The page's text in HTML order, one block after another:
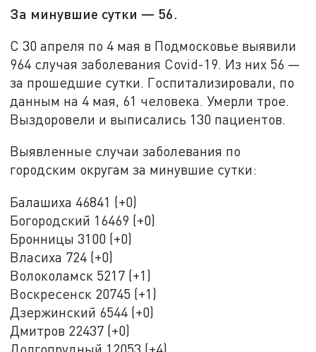
За минувшие сутки — 56.
С 30 апреля по 4 мая в Подмосковье выявили
964 случая заболевания Covid-19. Из них 56 —
за прошедшие сутки. Госпитализировали, по
данным на 4 мая, 61 человека. Умерли трое.
Выздоровели и выписались 130 пациентов.
Выявленные случаи заболевания по
городским округам за минувшие сутки:
Балашиха 46841 (+0)
Богородский 16469 (+0)
Бронницы 3100 (+0)
Власиха 724 (+0)
Волоколамск 5217 (+1)
Воскресенск 20745 (+1)
Дзержинский 6544 (+0)
Дмитров 22437 (+0)